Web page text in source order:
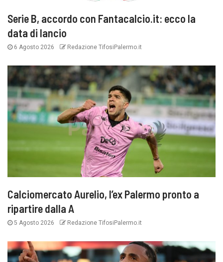
Serie B, accordo con Fantacalcio.it: ecco la
data di lancio
6 Agosto 2026 Redazione TifosiPalermo.it
Calciomercato Aurelio, l’ex Palermo pronto a
ripartire dalla A
5 Agosto 2026 Redazione TifosiPalermo.it